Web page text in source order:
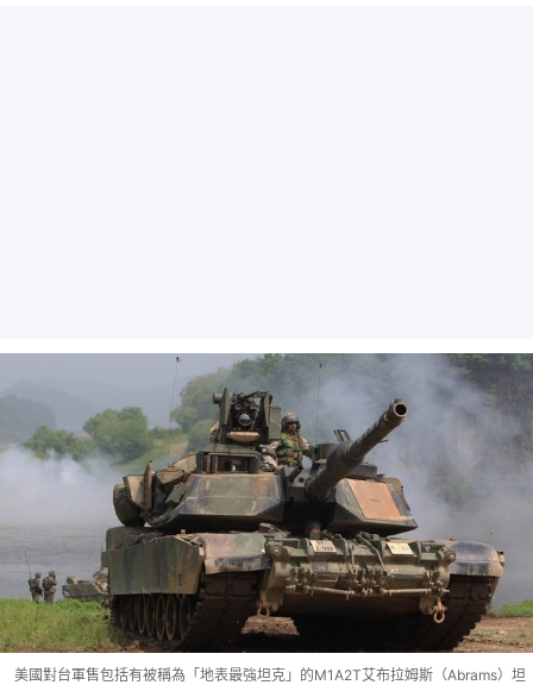
美國對台軍售包括有被稱為「地表最強坦克」的M1A2T艾布拉姆斯（Abrams）坦